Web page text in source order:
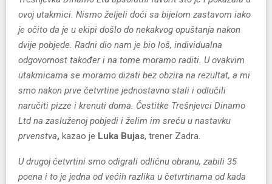
ovoj utakmici. Nismo željeli doći sa bijelom zastavom iako
je očito da je u ekipi došlo do nekakvog opuštanja nakon
dvije pobjede. Radni dio nam je bio loš, individualna
odgovornost također i na tome moramo raditi. U ovakvim
utakmicama se moramo dizati bez obzira na rezultat, a mi
smo nakon prve četvrtine jednostavno stali i odlučili
naručiti pizze i krenuti doma. Čestitke Trešnjevci Dinamo
Ltd na zasluženoj pobjedi i želim im sreću u nastavku
prvenstva, kazao je Luka Bujas, trener Zadra.
U drugoj četvrtini smo odigrali odličnu obranu, zabili 35
poena i to je jedna od većih razlika u četvrtinama od kada